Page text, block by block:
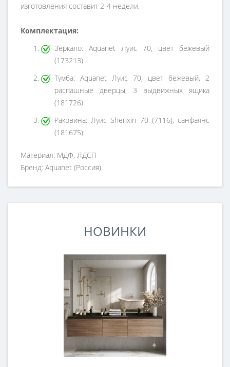
изготовления составит 2-4 недели.
Комплектация:
Зеркало: Aquanet Луис 70, цвет бежевый
(173213)
Тумба: Aquanet Луис 70, цвет бежевый, 2
распашные дверцы, 3 выдвижных ящика
(181726)
Раковина: Луис Shenxin 70 (7116), санфаянс
(181675)
Материал: МДФ, ЛДСП
Бренд: Aquanet (Россия)
НОВИНКИ